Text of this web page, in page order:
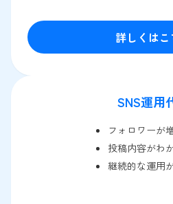
詳しくはこ
SNS運用
フォロワーが
投稿内容がわ
継続的な運用